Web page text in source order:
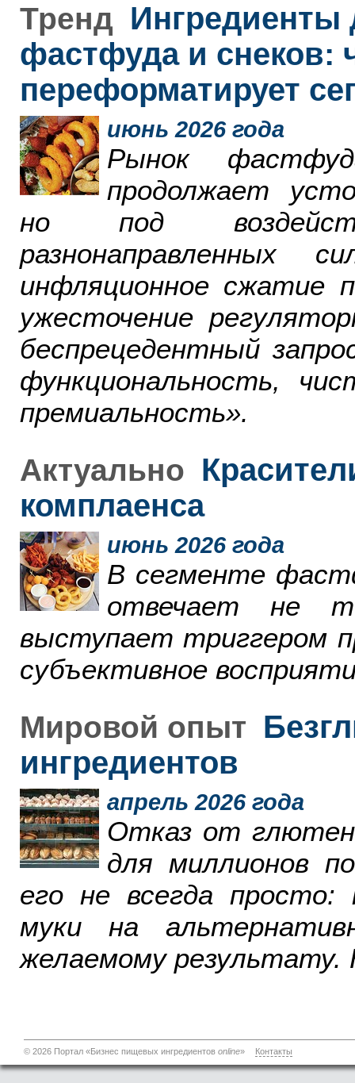
Тренд Ингредиенты
фастфуда и снеков:
переформатирует
июнь 2026 года
Рынок
продолжает
но под
инфляционное сжатие
ужесточение
беспрецедентный
функциональность,
премиальность».
Актуально
комплаенса
июнь 2026 года
В сегменте
отвечает не
выступает триггером
субъективное
Мировой опыт
ингредиентов
апрель 2026 года
Отказ от
для миллионов
его не всегда просто:
муки на
желаемому результату.
© 2026 Портал «Бизнес пищевых ингредиентов online» Контакты